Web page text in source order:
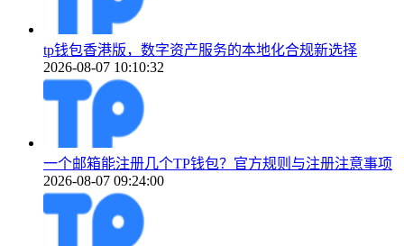
tp钱包香港版，数字资产服务的本地化合规新选择
2026-08-07 10:10:32
一个邮箱能注册几个TP钱包？官方规则与注册注意事项
2026-08-07 09:24:00